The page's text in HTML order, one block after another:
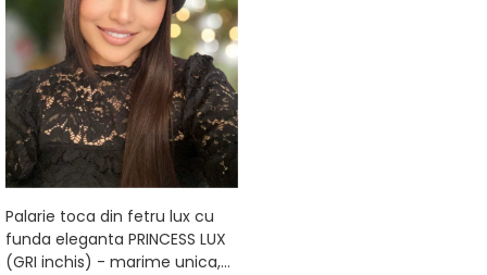
Palarie toca din fetru lux cu
funda eleganta PRINCESS LUX
(GRI inchis) - marime unica,